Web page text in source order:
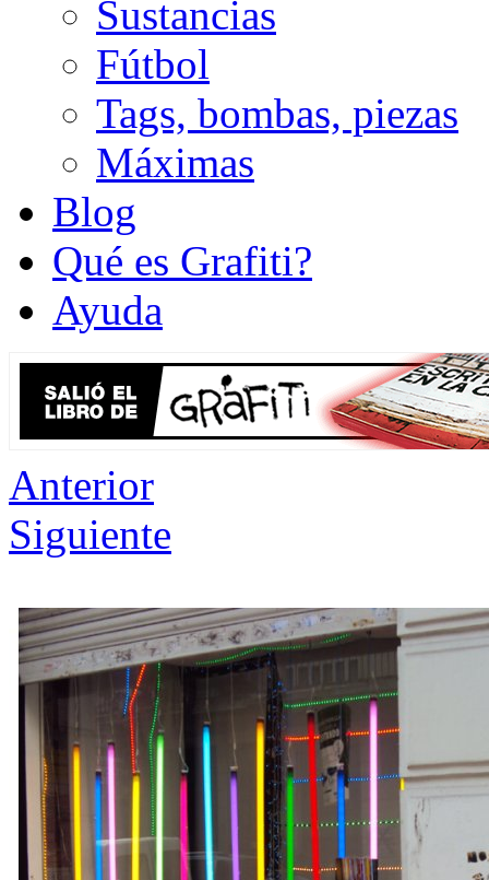
Sustancias
Fútbol
Tags, bombas, piezas
Máximas
Blog
Qué es Grafiti?
Ayuda
Anterior
Siguiente